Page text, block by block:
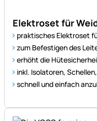
Elektroset für
praktisches Elektroset
zum Befestigen des
erhöht die
inkl. Isolatoren,
schnell und einfach